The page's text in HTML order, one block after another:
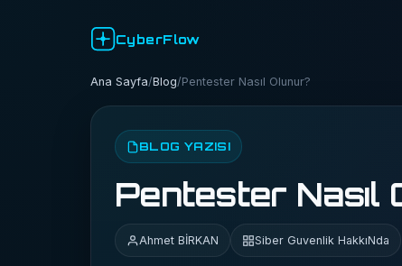
CyberFlow
Ana Sayfa/Blog/Pentester Nasıl Olunur?
BLOG YAZISI
Pentester Nasıl
Ahmet BİRKAN Siber Guvenlik HakkıNda